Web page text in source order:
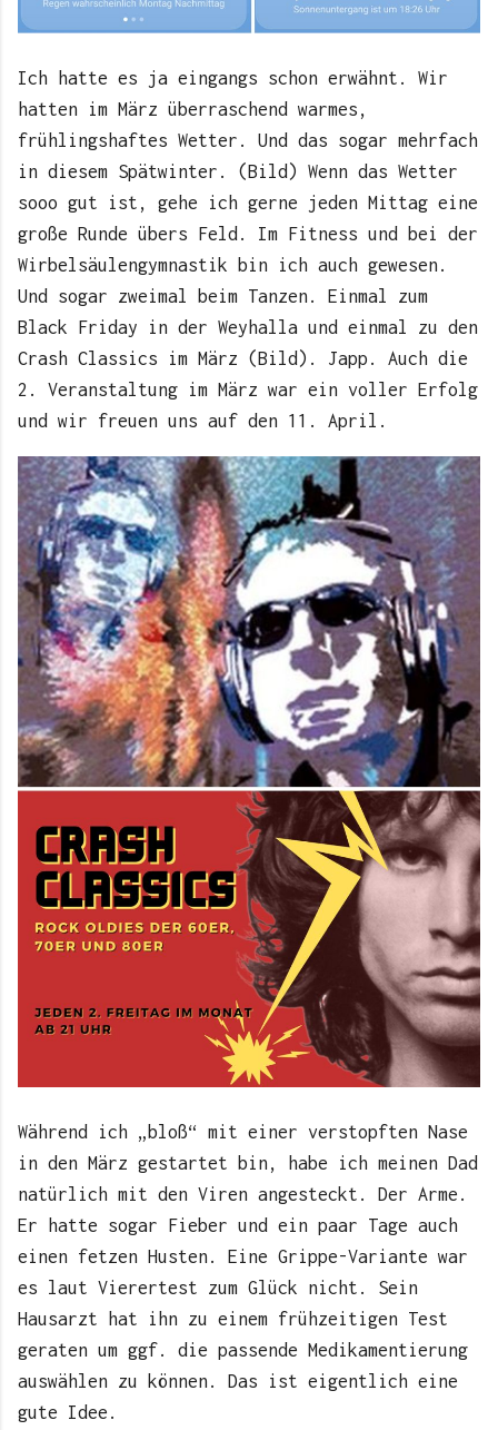
Ich hatte es ja eingangs schon erwähnt. Wir
hatten im März überraschend warmes,
frühlingshaftes Wetter. Und das sogar mehrfach
in diesem Spätwinter. (Bild) Wenn das Wetter
sooo gut ist, gehe ich gerne jeden Mittag eine
große Runde übers Feld. Im Fitness und bei der
Wirbelsäulengymnastik bin ich auch gewesen.
Und sogar zweimal beim Tanzen. Einmal zum
Black Friday in der Weyhalla und einmal zu den
Crash Classics im März (Bild). Japp. Auch die
2. Veranstaltung im März war ein voller Erfolg
und wir freuen uns auf den 11. April.
Während ich „bloß“ mit einer verstopften Nase
in den März gestartet bin, habe ich meinen Dad
natürlich mit den Viren angesteckt. Der Arme.
Er hatte sogar Fieber und ein paar Tage auch
einen fetzen Husten. Eine Grippe-Variante war
es laut Vierertest zum Glück nicht. Sein
Hausarzt hat ihn zu einem frühzeitigen Test
geraten um ggf. die passende Medikamentierung
auswählen zu können. Das ist eigentlich eine
gute Idee.